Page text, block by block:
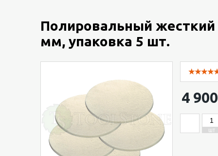
Полировальный жесткий
мм, упаковка 5 шт.
4
ШТ